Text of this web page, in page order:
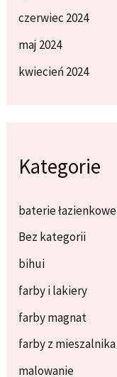
czerwiec 2024
maj 2024
kwiecień 2024
Kategorie
baterie łazienkowe
Bez kategorii
bihui
farby i lakiery
farby magnat
farby z mieszalnika
malowanie